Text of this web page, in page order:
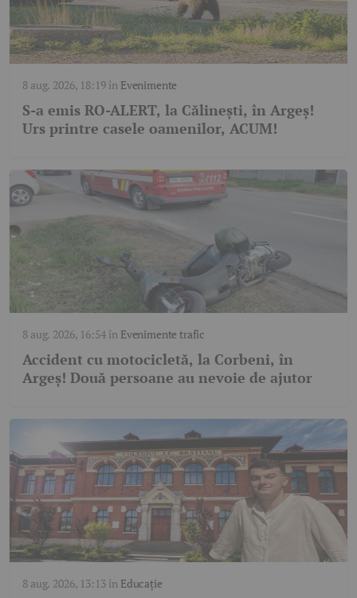
8 aug. 2026, 18:19în Evenimente
S-a emis RO-ALERT, la Călinești, în Argeș!
Urs printre casele oamenilor, ACUM!
8 aug. 2026, 16:54în Evenimente trafic
Accident cu motocicletă, la Corbeni, în
Argeș! Două persoane au nevoie de ajutor
8 aug. 2026, 13:13în Educație